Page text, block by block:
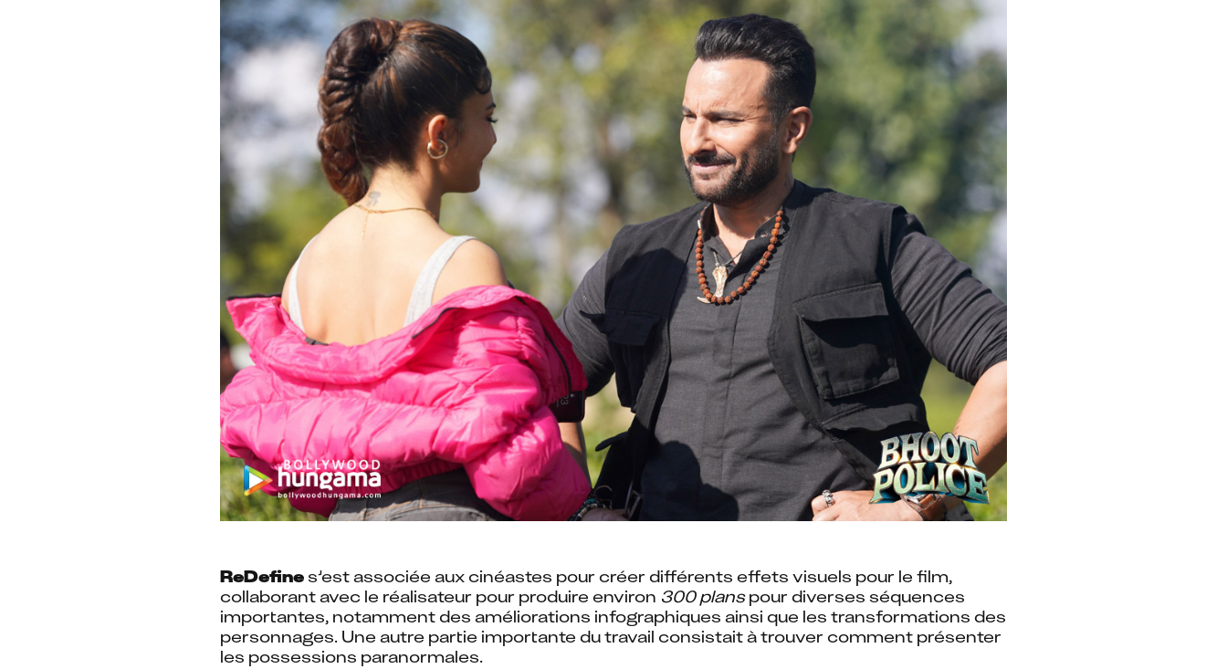
ReDefine s’est associée aux cinéastes pour créer différents effets visuels pour le film,
collaborant avec le réalisateur pour produire environ 300 plans pour diverses séquences
importantes, notamment des améliorations infographiques ainsi que les transformations des
personnages. Une autre partie importante du travail consistait à trouver comment présenter
les possessions paranormales.